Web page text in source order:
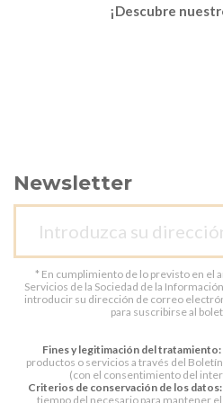
¡Descubre
Newsletter
* En cumplimiento de lo previsto en el
Servicios de la Sociedad de la
introducir su dirección de correo
para suscribirse al
Fines y legitimación del tratamiento:
productos o servicios a través del
(con el consentimiento del
Criterios de conservación de los datos:
tiempo del necesario para mantener